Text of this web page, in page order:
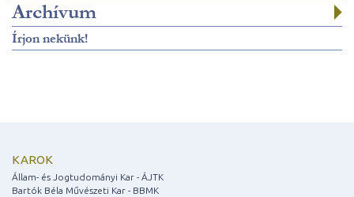
Archívum
Írjon nekünk!
KAROK
Állam- és Jogtudományi Kar - ÁJTK
Bartók Béla Művészeti Kar - BBMK